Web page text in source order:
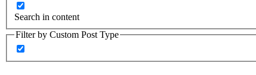
Search in content
Filter by Custom Post Type